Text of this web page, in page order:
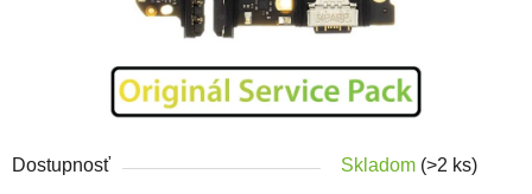
Dostupnosť Skladom (>2 ks)